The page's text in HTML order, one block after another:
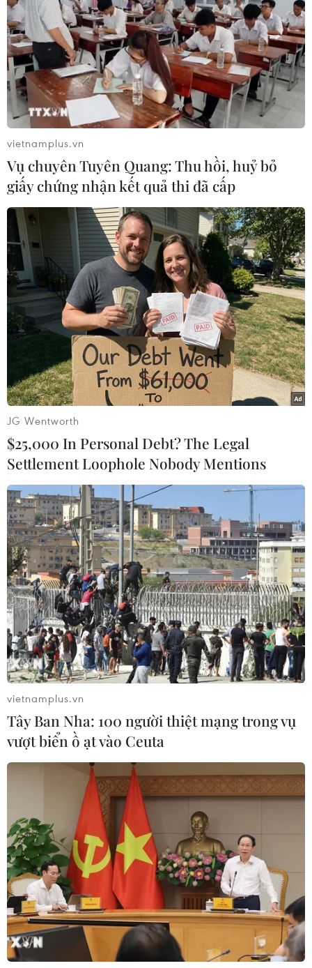
Vụ rơi máy bay thảm khốc ở Nga: Tìm thấy
bộ ghi âm buồng lái
11/02/2018 22:55
Bộ Tình trạng Khẩn cấp Nga thông báo, một bộ ghi âm
buồng lái và nhiều phần của thân máy bay đã được tìm
thấy tại hiện trường vụ rơi máy bay An-148 của hãng
hàng không Saratov.
Nhiều nước gửi lời chia buồn tới gia đình
nạn nhân vụ rơi máy bay Nga
Ngày 11/2, Pháp, Thổ Nhĩ Kỳ và Áo đã gửi lời chia buồn
tới gia đình các nạn nhân thiệt mạng trong vụ rơi máy
bay An-148 ở vùng Moskva của Nga trước đó cùng
ngày.
Phi công máy bay An-148 xấu số đã báo
cáo một lỗi kỹ thuật
11/02/2018 23:04
Nguồn tin thân cận với cuộc điều tra cho hay phi công
trên chiếc máy bay An-148 đã báo cáo với các nhân
viên của trạm kiểm soát không lưu rằng có một trục trặc
kỹ thuật.
vietnamplus.vn
Vụ chuyên Tuyên Quang: Thu hồi, huỷ bỏ
giấy chứng nhận kết quả thi đã cấp
JG Wentworth
$25,000 In Personal Debt? The Legal
Settlement Loophole Nobody Mentions
vietnamplus.vn
Tây Ban Nha: 100 người thiệt mạng trong vụ
vượt biển ồ ạt vào Ceuta